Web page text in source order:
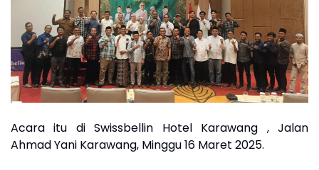
Acara itu di Swissbellin Hotel Karawang , Jalan
Ahmad Yani Karawang, Minggu 16 Maret 2025.